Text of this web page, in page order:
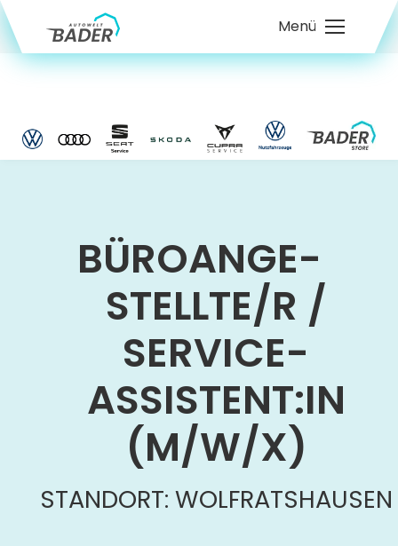
Menü
BÜROANGE­
STELLTE/R /
SERVICE­
ASSISTENT:IN
(M/W/X)
STANDORT: WOLFRATSHAUSEN